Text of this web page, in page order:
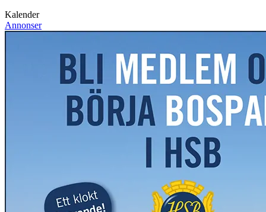
Kalender
Annonser